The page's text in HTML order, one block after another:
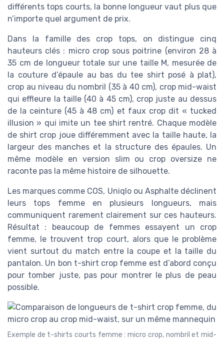
différents tops courts, la bonne longueur vaut plus que
n’importe quel argument de prix.
Dans la famille des crop tops, on distingue cinq
hauteurs clés : micro crop sous poitrine (environ 28 à
35 cm de longueur totale sur une taille M, mesurée de
la couture d’épaule au bas du tee shirt posé à plat),
crop au niveau du nombril (35 à 40 cm), crop mid-waist
qui effleure la taille (40 à 45 cm), crop juste au dessus
de la ceinture (45 à 48 cm) et faux crop dit « tucked
illusion » qui imite un tee shirt rentré. Chaque modèle
de shirt crop joue différemment avec la taille haute, la
largeur des manches et la structure des épaules. Un
même modèle en version slim ou crop oversize ne
raconte pas la même histoire de silhouette.
Les marques comme COS, Uniqlo ou Asphalte déclinent
leurs tops femme en plusieurs longueurs, mais
communiquent rarement clairement sur ces hauteurs.
Résultat : beaucoup de femmes essayent un crop
femme, le trouvent trop court, alors que le problème
vient surtout du match entre la coupe et la taille du
pantalon. Un bon t-shirt crop femme est d’abord conçu
pour tomber juste, pas pour montrer le plus de peau
possible.
Exemple de t-shirts courts femme : micro crop, nombril et mid-